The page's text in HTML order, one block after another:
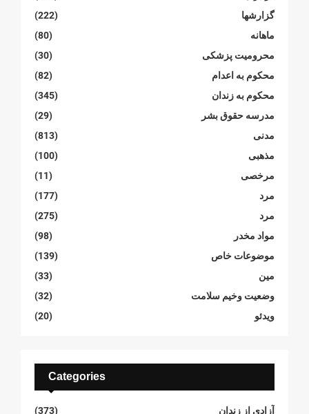
گزارشها
(222)
ماهانە
(80)
محرومیت پزشکی
(30)
محکوم بە اعدام
(82)
محکوم بە زندان
(345)
مدرسە حقوق بشر
(29)
مدنی
(813)
مذهبی
(100)
مرخصی
(11)
مرد
(177)
مرد
(275)
مواد مخدر
(98)
موضوعات خاص
(139)
مین
(33)
وضعیت وخیم سلامت
(32)
ویدئو
(20)
Categories
آزادی از زندان
(373)